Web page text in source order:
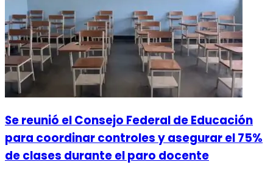
Se reunió el Consejo Federal de Educación
para coordinar controles y asegurar el 75%
de clases durante el paro docente